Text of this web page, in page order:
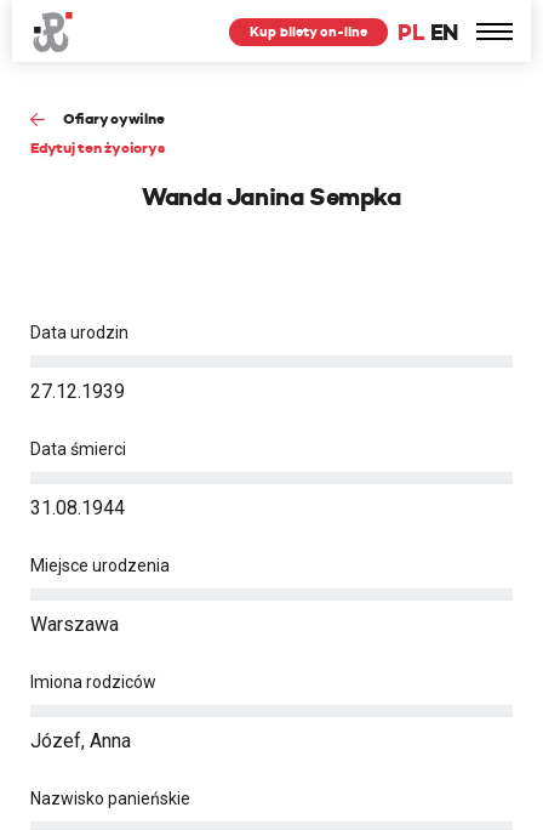
PL EN
Kup bilety on-line
Ofiary cywilne
Edytuj ten życiorys
Wanda Janina Sempka
Data urodzin
27.12.1939
Data śmierci
31.08.1944
Miejsce urodzenia
Warszawa
Imiona rodziców
Józef, Anna
Nazwisko panieńskie